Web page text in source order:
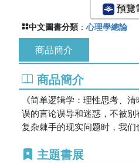
預覽
中文圖書分類 ： 心理學總論
商品簡介
商品簡介
《简单逻辑学：理性思考、
误的言论误导和迷惑，不被
复杂棘手的现实问题时，我
主題書展